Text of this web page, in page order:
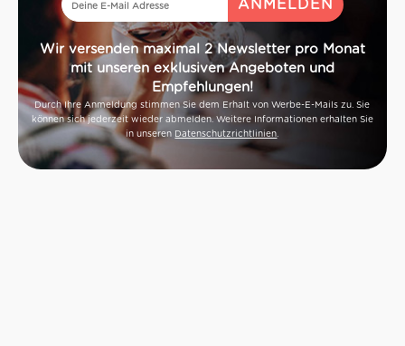
Wir versenden maximal 2 Newsletter pro Monat
mit unseren exklusiven Angeboten und
Empfehlungen!
Durch Ihre Anmeldung stimmen Sie dem Erhalt von Werbe-E-Mails zu. Sie
können sich jederzeit wieder abmelden. Weitere Informationen erhalten Sie
in unseren Datenschutzrichtlinien